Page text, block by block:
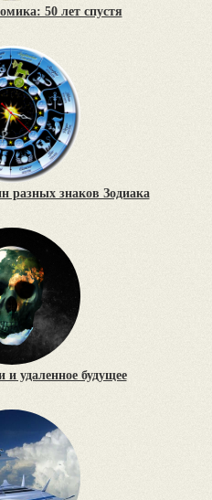
50 лет спустя
разных знаков Зодиака
и удаленное будущее